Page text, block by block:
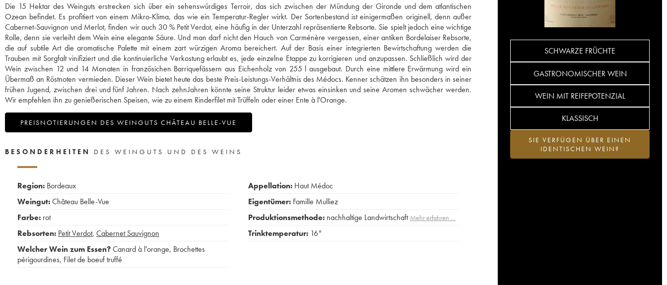
Die 15 Hektar des Weinguts erstrecken sich über ein sehenswürdiges Terroir, das sich zwischen der Mündung der Gironde und dem atlantischen
Ozean befindet. Es profitiert von einem Mikro-Klima, das wie ein Temperatur-Regler wirkt. Der Sortenbestand ist einigermaßen originell, denn außer
Cabernet-Sauvignon und Merlot, finden wir auch 30 % Petit Verdot, eine häufig in der Unterzahl repräsentierte Rebsorte. Sie spielt jedoch eine wichtige
Rolle, denn sie verleiht dem Wein eine elegante Säure. Und man darf nicht den Hauch von Carménère vergessen, einer antiken Bordelaiser Rebsorte,
die auf subtile Art die aromatische Palette mit einem zart würzigen Aroma bereichert. Auf der Basis einer integrierten Bewirtschaftung werden die
Trauben mit Sorgfalt vinifiziert und die kontinuierliche Verkostung erlaubt es, jede einzelne Etappe zu korrigieren und anzupassen. Schließlich wird der
Wein zwischen 12 und 14 Monaten in französichen Barriquefässern aus Eichenholz von 255 l ausgebaut. Durch eine mittlere Erwärmung wird ein
Übermaß an Röstnoten vermieden. Dieser Wein bietet heute das beste Preis-Leistungs-Verhältnis des Médocs. Kenner schätzen ihn besonders in seiner
frühen Jugend, zwischen drei und fünf Jahren. Nach zehnJahren könnte seine Struktur leider etwas einsinken und seine Aromen schwächer werden.
Wir empfehlen ihn zu genießerischen Speisen, wie zu einem Rinderfilet mit Trüffeln oder einer Ente à l'Orange.
PREISNOTIERUNGEN DES WEINGUTS CHÂTEAU BELLE-VUE
SCHWARZE FRÜCHTE
GASTRONOMISCHER WEIN
WEIN MIT REIFEPOTENZIAL
KLASSISCH
SIE VERFÜGEN ÜBER EINEN
IDENTISCHEN WEIN?
BESONDERHEITEN DES WEINGUTS UND DES WEINS
Region: Bordeaux
Weingut:Château Belle-Vue
Farbe: rot
Rebsorten: Petit Verdot, Cabernet Sauvignon
Welcher Wein zum Essen?Canard à l'orange, Brochettes
périgourdines, Filet de boeuf truffé
Appellation: Haut Médoc
Eigentümer: Famille Mulliez
Produktionsmethode: nachhaltige Landwirtschaft Mehr erfahren …
Trinktemperatur: 16°